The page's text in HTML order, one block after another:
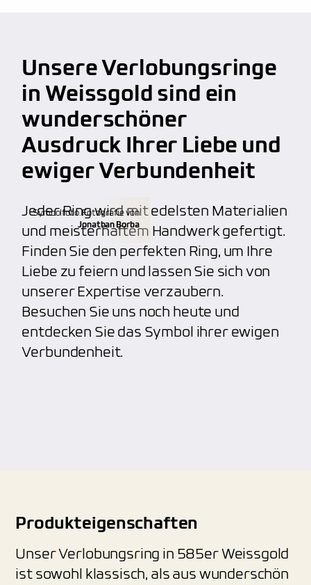
100% Nickelfrei
hoher Qualitätsstandard, unabhängig von dem
Budget
kostenfreie Weitenänderung(verkleinern,
vergrößern)
kostenfreie Aufarbeitung(polieren, mattieren)
individuelle Gravuren(Fingerabdruck, etc.)
Anfertigung von individuellen Trauringen
Unsere Verlobungsringe
in Weissgold sind ein
wunderschöner
Ausdruck Ihrer Liebe und
ewiger Verbundenheit
Jeder Ring wird mit edelsten Materialien
und meisterhaftem Handwerk gefertigt.
Finden Sie den perfekten Ring, um Ihre
Liebe zu feiern und lassen Sie sich von
unserer Expertise verzaubern.
Besuchen Sie uns noch heute und
entdecken Sie das Symbol ihrer ewigen
Verbundenheit.
Symbolfoto. Fotografie von
Jonathan Borba
Produkteigenschaften
Unser Verlobungsring in 585er Weissgold
ist sowohl klassisch, als aus wunderschön